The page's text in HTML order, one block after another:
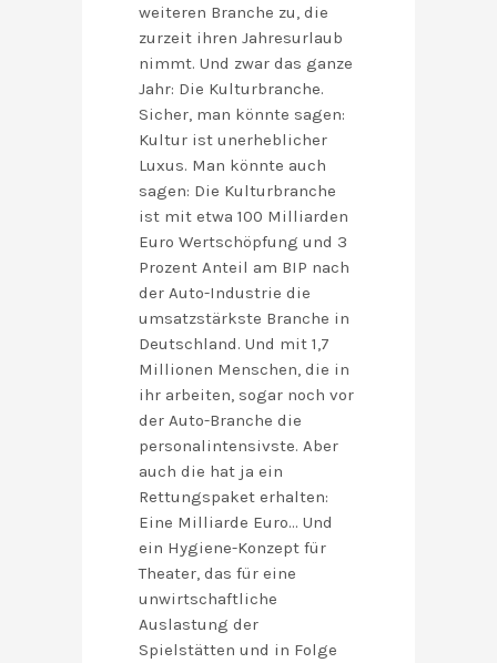
weiteren Branche zu, die
zurzeit ihren Jahresurlaub
nimmt. Und zwar das ganze
Jahr: Die Kulturbranche.
Sicher, man könnte sagen:
Kultur ist unerheblicher
Luxus. Man könnte auch
sagen: Die Kulturbranche
ist mit etwa 100 Milliarden
Euro Wertschöpfung und 3
Prozent Anteil am BIP nach
der Auto-Industrie die
umsatzstärkste Branche in
Deutschland. Und mit 1,7
Millionen Menschen, die in
ihr arbeiten, sogar noch vor
der Auto-Branche die
personalintensivste. Aber
auch die hat ja ein
Rettungspaket erhalten:
Eine Milliarde Euro… Und
ein Hygiene-Konzept für
Theater, das für eine
unwirtschaftliche
Auslastung der
Spielstätten und in Folge